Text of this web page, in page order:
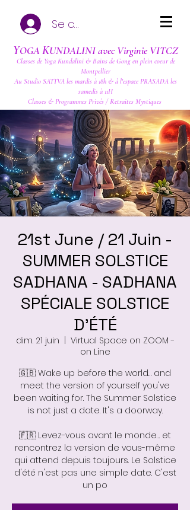
Se connecter
YOGA KUNDALINI avec Virginie VITCZ
Classes de Yoga Kundalini & Bains de Gong en plein coeur de
Montpellier
Au Studio SATTVA les mardis à 18h & à l'espace PRASADA les
samedis à 11H
Classes & Programmes Privés / Retraites Mystiques
21st June / 21 Juin -
SUMMER SOLSTICE
SADHANA - SADHANA
SPÉCIALE SOLSTICE
D'ÉTÉ
dim. 21 juin
Virtual Space on ZOOM -
on Line
🇬🇧 Wake up before the world… and
meet the version of yourself you've
been waiting for. The Summer Solstice
is not just a date. It's a doorway.
🇫🇷 Levez-vous avant le monde… et
rencontrez la version de vous-même
qui attend depuis toujours. Le Solstice
d'été n'est pas une simple date. C'est
un po